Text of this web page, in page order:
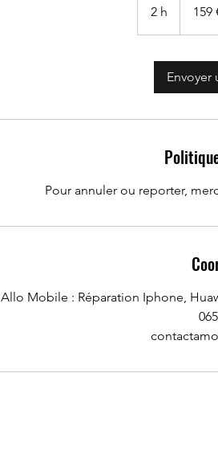
2 h
h
159
Envoyer
Pour annuler ou reporter,
Allo Mobile : Réparation Iphone,